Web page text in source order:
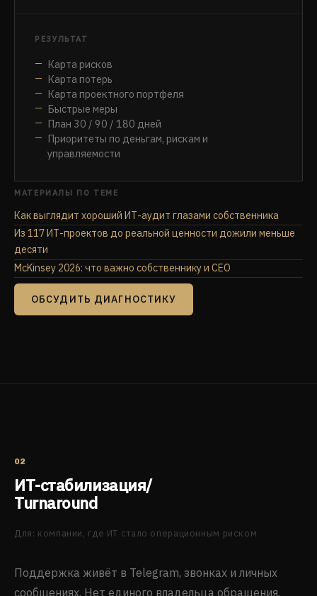
РЕЗУЛЬТАТ
Карта рисков
Карта потерь
Карта проектного портфеля
Быстрые меры
План 30 / 90 / 180 дней
Приоритеты по деньгам, рискам и
управляемости
МАТЕРИАЛЫ ПО ТЕМЕ
Как выглядит хороший ИТ-аудит глазами собственника
Из 117 ИТ-проектов до реальной ценности дожили меньше
десяти
McKinsey 2026: что важно собственнику и CEO
ОБСУДИТЬ ДИАГНОСТИКУ
02
ИТ-стабилизация/
Turnaround
Для: компании, где ИТ стало операционным риском
Поддержка живёт в Telegram, звонках и личных
сообщениях. Нет единого владельца обращения.